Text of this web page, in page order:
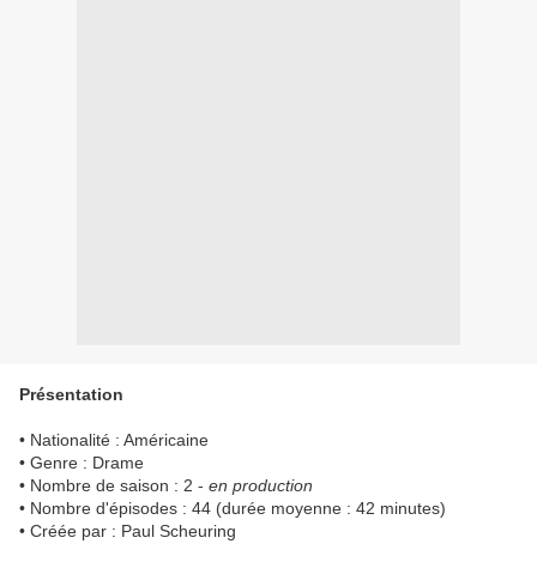
Présentation
• Nationalité : Américaine
• Genre : Drame
• Nombre de saison : 2 - en production
• Nombre d'épisodes : 44 (durée moyenne : 42 minutes)
• Créée par : Paul Scheuring